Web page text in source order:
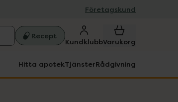
Företagskund
Recept
KundklubbVarukorg
Hitta apotekTjänsterRådgivning